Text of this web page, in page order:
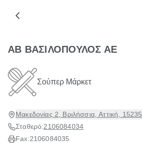
ΑΒ ΒΑΣΙΛΟΠΟΥΛΟΣ ΑΕ
Σούπερ Μάρκετ
Μακεδονίας 2, Βριλήσσια, Αττική, 15235
Σταθερό:2106084034
Fax:2106084035